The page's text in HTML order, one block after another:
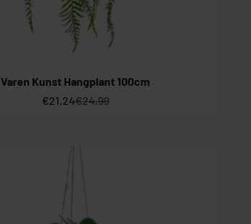
Varen Kunst Hangplant 100cm
Aanbiedingsprijs
€21,24Normale prijs
€24,99